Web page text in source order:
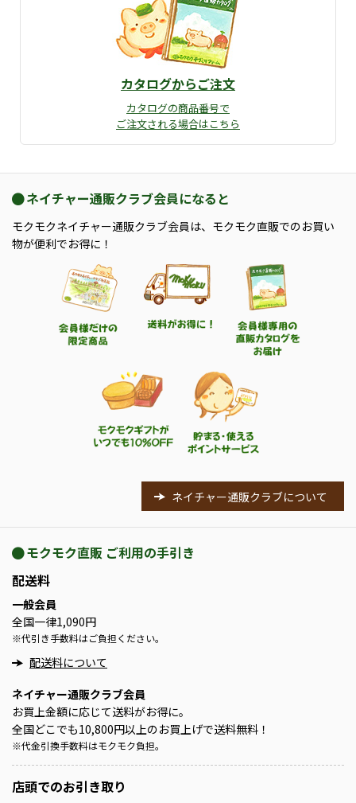
カタログからご注文
カタログの商品番号で
ご注文される場合はこちら
ネイチャー通販クラブ会員になると
モクモクネイチャー通販クラブ会員は、モクモク直販でのお買い
物が便利でお得に！
ネイチャー通販クラブについて
モクモク直販 ご利用の手引き
配送料
一般会員
全国一律1,090円
※代引き手数料はご負担ください。
配送料について
ネイチャー通販クラブ会員
お買上金額に応じて送料がお得に。
全国どこでも10,800円以上のお買上げで送料無料！
※代金引換手数料はモクモク負担。
店頭でのお引き取り